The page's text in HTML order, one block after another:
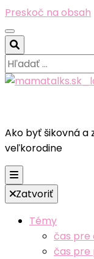
Preskoč na obsah
Hľadať:
Ako byť šikovná a
veľkorodine
Zatvoriť
Témy
čas pre
čas pre